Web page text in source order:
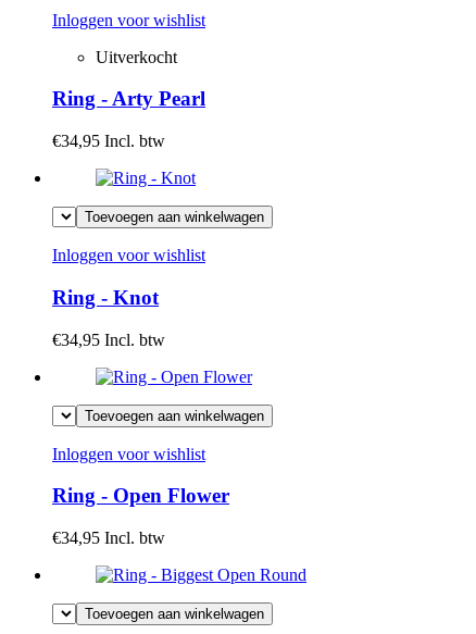
Inloggen voor wishlist
Uitverkocht
Ring - Arty Pearl
€34,95 Incl. btw
Toevoegen aan winkelwagen
Inloggen voor wishlist
Ring - Knot
€34,95 Incl. btw
Toevoegen aan winkelwagen
Inloggen voor wishlist
Ring - Open Flower
€34,95 Incl. btw
Toevoegen aan winkelwagen